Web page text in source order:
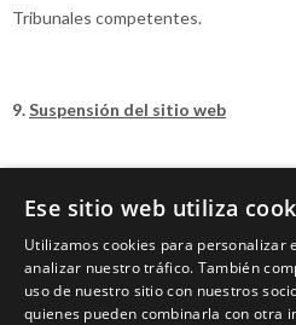
Tribunales competentes.
9.Suspensión del sitio web
funcionamiento de su sitio web, con
que el usuario tenga posibilidad de
esta causa.
Ese sitio web utiliza
Utilizamos cookies para personalizar
analizar nuestro tráfico. También
uso de nuestro sitio con nuestros
quienes pueden combinarla con otra